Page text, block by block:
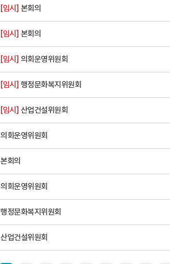
[임시] 본회의
[임시] 본회의
[임시] 의회운영위원회
[임시] 행정문화복지위원회
[임시] 산업건설위원회
의회운영위원회
본회의
의회운영위원회
행정문화복지위원회
산업건설위원회